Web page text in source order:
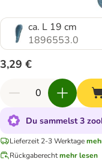
ca. L 19 cm
1896553.0
3,29 €
Du sammelst 3
Lieferzeit 2-3 Werktage
Rückgaberechtmehr lesen